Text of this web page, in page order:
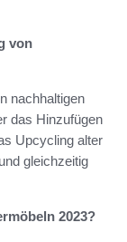
von
nachhaltigen
das Hinzufügen
Upcycling alter
gleichzeitig
2023?